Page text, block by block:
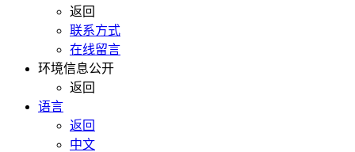
返回
联系方式
在线留言
环境信息公开
返回
语言
返回
中文